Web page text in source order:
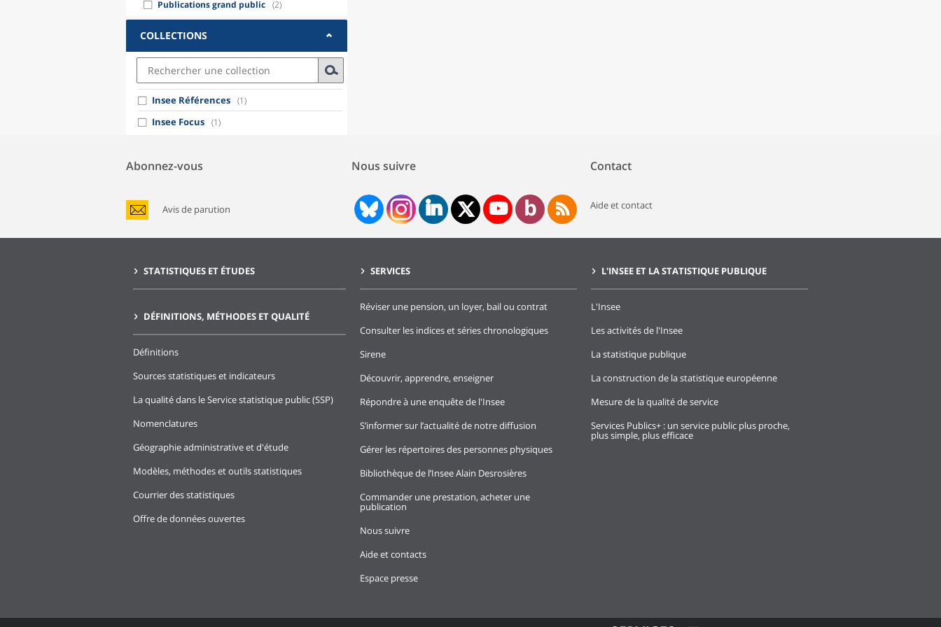
Publications grand public (2)
COLLECTIONS
Insee Références (1)
Insee Focus (1)
Abonnez-vous
Avis de parution
Nous suivre Contact
Aide et contact
STATISTIQUES ET ÉTUDES
DÉFINITIONS, MÉTHODES ET QUALITÉ
Définitions
Sources statistiques et indicateurs
La qualité dans le Service statistique public (SSP)
Nomenclatures
Géographie administrative et d'étude
Modèles, méthodes et outils statistiques
Courrier des statistiques
Offre de données ouvertes
SERVICES
Réviser une pension, un loyer, bail ou contrat
Consulter les indices et séries chronologiques
Sirene
Découvrir, apprendre, enseigner
Répondre à une enquête de l'Insee
S’informer sur l’actualité de notre diffusion
Gérer les répertoires des personnes physiques
Bibliothèque de l’Insee Alain Desrosières
Commander une prestation, acheter une
publication
Nous suivre
Aide et contacts
Espace presse
L'INSEE ET LA STATISTIQUE PUBLIQUE
L'Insee
Les activités de l'Insee
La statistique publique
La construction de la statistique européenne
Mesure de la qualité de service
Services Publics+ : un service public plus proche,
plus simple, plus efficace